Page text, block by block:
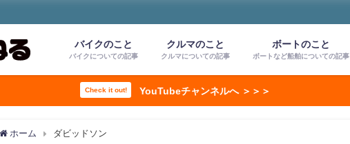
バイクのこと
バイクについての記事
クルマのこと
クルマについての記事
ボートのこと
ボートなど船舶についての記事
Check it out! YouTubeチャンネルへ ＞＞＞
ホーム ダビッドソン